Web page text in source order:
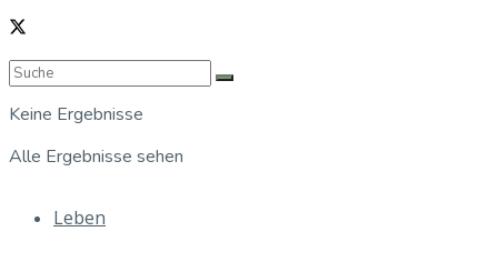
Keine Ergebnisse
Alle Ergebnisse sehen
Leben